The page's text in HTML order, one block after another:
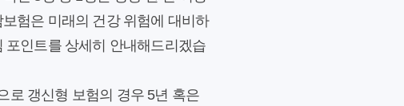
험은 미래의 건강 위험에 대비하
포인트를 상세히 안내해드리겠습
로 갱신형 보험의 경우 5년 혹은